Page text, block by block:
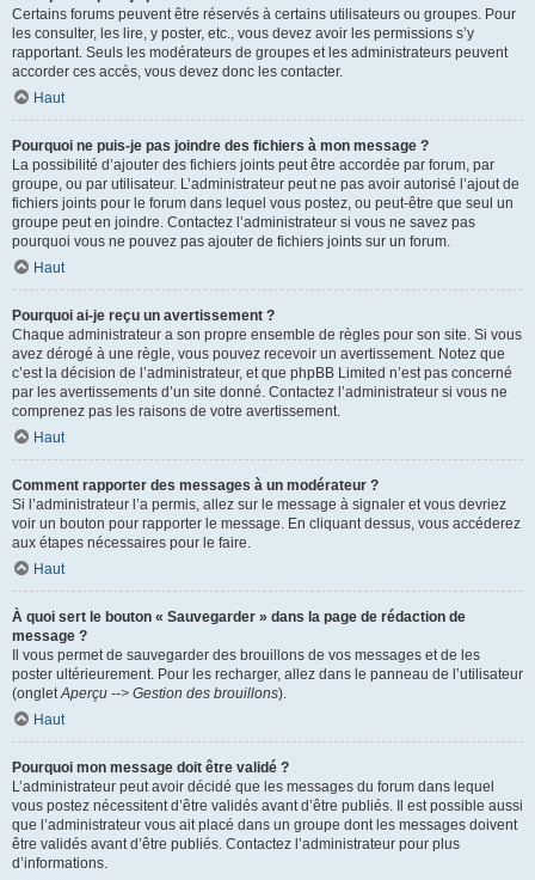
Certains forums peuvent être réservés à certains utilisateurs ou groupes. Pour
les consulter, les lire, y poster, etc., vous devez avoir les permissions s’y
rapportant. Seuls les modérateurs de groupes et les administrateurs peuvent
accorder ces accès, vous devez donc les contacter.
Haut
Pourquoi ne puis-je pas joindre des fichiers à mon message ?
La possibilité d’ajouter des fichiers joints peut être accordée par forum, par
groupe, ou par utilisateur. L’administrateur peut ne pas avoir autorisé l’ajout de
fichiers joints pour le forum dans lequel vous postez, ou peut-être que seul un
groupe peut en joindre. Contactez l’administrateur si vous ne savez pas
pourquoi vous ne pouvez pas ajouter de fichiers joints sur un forum.
Haut
Pourquoi ai-je reçu un avertissement ?
Chaque administrateur a son propre ensemble de règles pour son site. Si vous
avez dérogé à une règle, vous pouvez recevoir un avertissement. Notez que
c’est la décision de l’administrateur, et que phpBB Limited n’est pas concerné
par les avertissements d’un site donné. Contactez l’administrateur si vous ne
comprenez pas les raisons de votre avertissement.
Haut
Comment rapporter des messages à un modérateur ?
Si l’administrateur l’a permis, allez sur le message à signaler et vous devriez
voir un bouton pour rapporter le message. En cliquant dessus, vous accéderez
aux étapes nécessaires pour le faire.
Haut
À quoi sert le bouton « Sauvegarder » dans la page de rédaction de
message ?
Il vous permet de sauvegarder des brouillons de vos messages et de les
poster ultérieurement. Pour les recharger, allez dans le panneau de l’utilisateur
(ongletAperçu --> Gestion des brouillons).
Haut
Pourquoi mon message doit être validé ?
L’administrateur peut avoir décidé que les messages du forum dans lequel
vous postez nécessitent d’être validés avant d’être publiés. Il est possible aussi
que l’administrateur vous ait placé dans un groupe dont les messages doivent
être validés avant d’être publiés. Contactez l’administrateur pour plus
d’informations.